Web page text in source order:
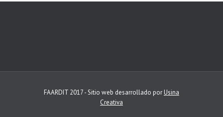
FAARDIT 2017 - Sitio web desarrollado porUsina
Creativa